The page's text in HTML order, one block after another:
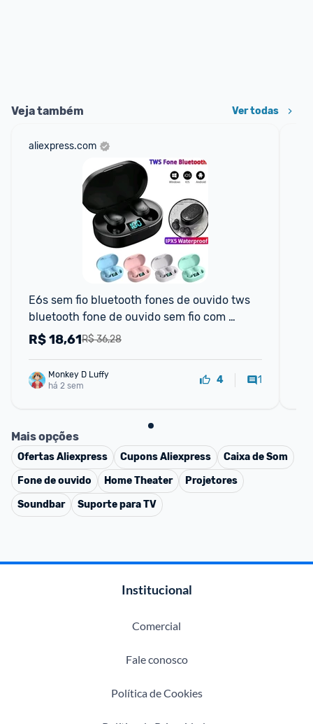
Veja também Ver todas
aliexpress.com
E6s sem fio bluetooth fones de ouvido tws
bluetooth fone de ouvido sem fio com
cancelamento de ruído
R$ 36,28
R$18,61
Monkey D Luffy
há 2 sem
4 1
Mais opções
OfertasAliexpress CuponsAliexpress
Caixa de Som
Fone de ouvido
Home Theater
Projetores
Soundbar
Suporte para TV
Institucional
Comercial
Fale conosco
Política de Cookies